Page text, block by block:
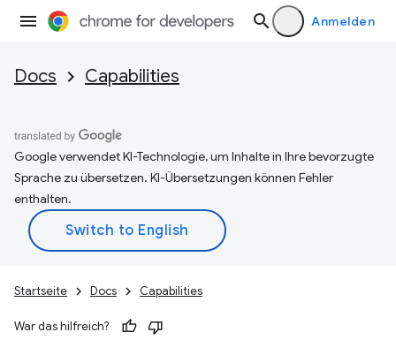
Anmelden
Docs Capabilities
Google verwendet KI-Technologie, um Inhalte in Ihre bevorzugte
Sprache zu übersetzen. KI-Übersetzungen können Fehler
enthalten.
Startseite Docs Capabilities
War das hilfreich?